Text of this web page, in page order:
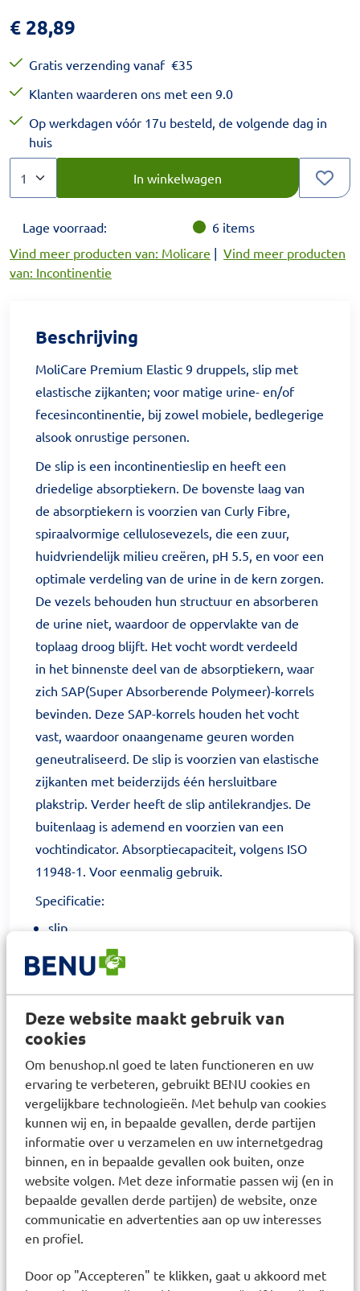
Deze website maakt gebruik van
cookies
Om benushop.nl goed te laten functioneren en uw
ervaring te verbeteren, gebruikt BENU cookies en
vergelijkbare technologieën. Met behulp van cookies
kunnen wij en, in bepaalde gevallen, derde partijen
informatie over u verzamelen en uw internetgedrag
binnen, en in bepaalde gevallen ook buiten, onze
website volgen. Met deze informatie passen wij (en in
bepaalde gevallen derde partijen) de website, onze
communicatie en advertenties aan op uw interesses
en profiel.
Door op "Accepteren" te klikken, gaat u akkoord met
€ 28,89
Gratis verzending vanaf €35
Klanten waarderen ons met een 9.0
Op werkdagen vóór 17u besteld, de volgende dag in
huis
In winkelwagen
Lage voorraad: 6 items
Vind meer producten van: Molicare | Vind meer producten
van: Incontinentie
Beschrijving
MoliCare Premium Elastic 9 druppels, slip met
elastische zijkanten; voor matige urine- en/of
fecesincontinentie, bij zowel mobiele, bedlegerige
alsook onrustige personen.
De slip is een incontinentieslip en heeft een
driedelige absorptiekern. De bovenste laag van
de absorptiekern is voorzien van Curly Fibre,
spiraalvormige cellulosevezels, die een zuur,
huidvriendelijk milieu creëren, pH 5.5, en voor een
optimale verdeling van de urine in de kern zorgen.
De vezels behouden hun structuur en absorberen
de urine niet, waardoor de oppervlakte van de
toplaag droog blijft. Het vocht wordt verdeeld
in het binnenste deel van de absorptiekern, waar
zich SAP(Super Absorberende Polymeer)-korrels
bevinden. Deze SAP-korrels houden het vocht
vast, waardoor onaangename geuren worden
geneutraliseerd. De slip is voorzien van elastische
zijkanten met beiderzijds één hersluitbare
plakstrip. Verder heeft de slip antilekrandjes. De
buitenlaag is ademend en voorzien van een
vochtindicator. Absorptiecapaciteit, volgens ISO
11948-1. Voor eenmalig gebruik.
Specificatie:
slip
driedelige absorptiekern
Curly fiber; spiraalvormige cellulosevezels
elastische zijkant met beiderzijds één
hersluitbare plakstrip
antilekrandjes
vochtindicator
maat S
heup-/buikomvang 70-90 cm
absorptiecapaciteit volgens ISO-11948-1 2546
ml
Gebruiksadvies
Aanleginstructie staand, in 4 stappen:
vouw de zijkanten open
vouw het product in de lengte, zodat een soort